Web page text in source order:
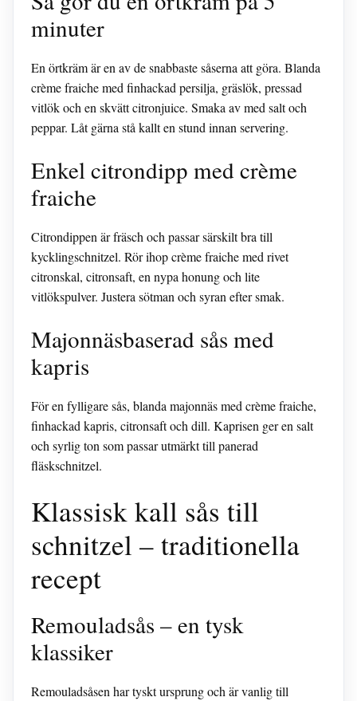
minuter
En örtkräm är en av de snabbaste såserna att göra. Blanda
crème fraiche med finhackad persilja, gräslök, pressad
vitlök och en skvätt citronjuice. Smaka av med salt och
peppar. Låt gärna stå kallt en stund innan servering.
Enkel citrondipp med crème
fraiche
Citrondippen är fräsch och passar särskilt bra till
kycklingschnitzel. Rör ihop crème fraiche med rivet
citronskal, citronsaft, en nypa honung och lite
vitlökspulver. Justera sötman och syran efter smak.
Majonnäsbaserad sås med
kapris
För en fylligare sås, blanda majonnäs med crème fraiche,
finhackad kapris, citronsaft och dill. Kaprisen ger en salt
och syrlig ton som passar utmärkt till panerad
fläskschnitzel.
Klassisk kall sås till
schnitzel – traditionella
recept
Remouladsås – en tysk
klassiker
Remouladsåsen har tyskt ursprung och är vanlig till